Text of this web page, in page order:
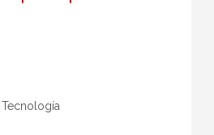
Tecnología